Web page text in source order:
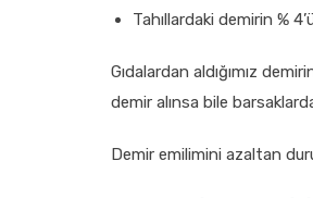
Tahıllardaki demirin %
Gıdalardan aldığımız
demir alınsa bile
Demir emilimini azaltan